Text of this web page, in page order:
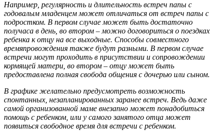
Например, регулярность и длительность встреч папы с
годовалым младенцем может отличаться от встреч папы с
подростком. В первом случае может быть достаточно
получаса в день, во втором – можно договориться о поездках
ребенка к отцу на все выходные. Способы совместного
времяпровождения также будут разными. В первом случае
встречи могут проходить в присутствии и сопровождении
кормящей матери, во втором – отцу может быть
предоставлена полная свобода общения с дочерью или сыном.
В графике желательно предусмотреть возможность
спонтанных, незапланированных заранее встреч. Ведь даже
самой организованной маме внезапно может понадобиться
помощь с ребенком, или у самого занятого отца может
появиться свободное время для встречи с ребенком.